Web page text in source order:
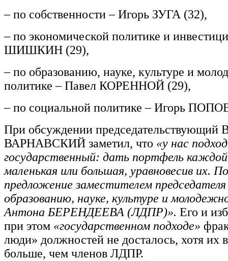
– по собственности – Игорь ЗУГА (32),
– по экономической политике и
ШИШКИН (29),
– по образованию, науке, культуре и
политике – Павел КОРЕННОЙ (29),
– по социальной политике – Игорь
При обсуждении председательствующий
ВАРНАВСКИЙ заметил, что «у нас подход
государственный: дать портфель
маленькая или большая, уравновесив их.
предложение заместителем
образованию, науке, культуре и
Антона БЕРЕНДЕЕВА (ЛДПР)». Его и
при этом «государственном подходе»
люди» должностей не досталось, хотя их
больше, чем членов ЛДПР.